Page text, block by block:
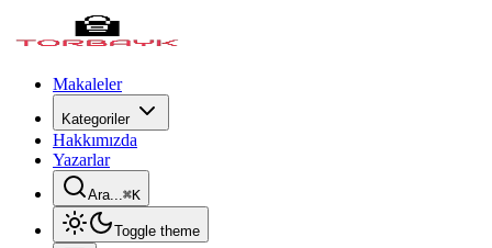
Makaleler
Kategoriler
Hakkımızda
Yazarlar
Ara...⌘K
Toggle theme